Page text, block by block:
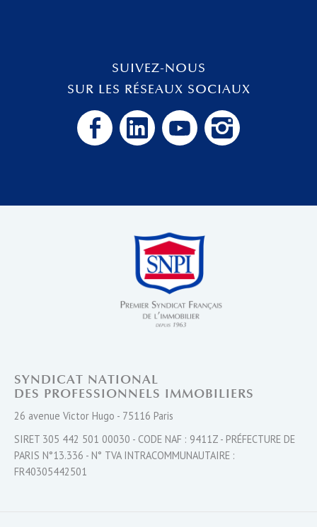
SYNDICAT NATIONAL
DES PROFESSIONNELS IMMOBILIERS
26 avenue Victor Hugo - 75116 Paris
SIRET 305 442 501 00030 - CODE NAF : 9411Z - PRÉFECTURE DE
PARIS N°13.336 - N° TVA INTRACOMMUNAUTAIRE :
FR40305442501
SUIVEZ-NOUS
SUR LES RÉSEAUX SOCIAUX